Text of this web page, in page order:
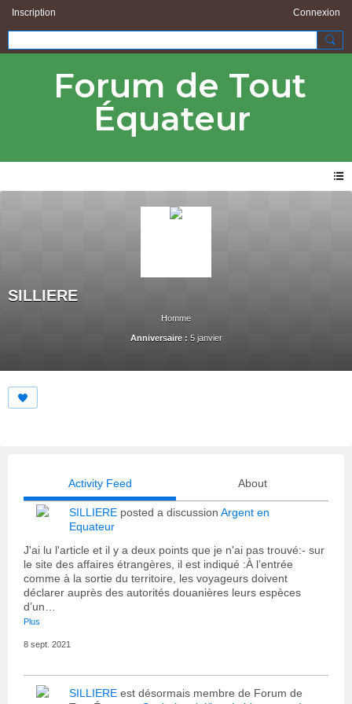
Inscription Connexion
Forum de Tout
Équateur
SILLIERE
Homme
Anniversaire : 5 janvier
Activity Feed About
SILLIERE posted a discussion Argent en
Equateur
J'ai lu l'article et il y a deux points que je n'ai pas trouvé:- sur
le site des affaires étrangères, il est indiqué :À l’entrée
comme à la sortie du territoire, les voyageurs doivent
déclarer auprès des autorités douanières leurs espèces
d’un…
Plus
8 sept. 2021
SILLIERE est désormais membre de Forum de